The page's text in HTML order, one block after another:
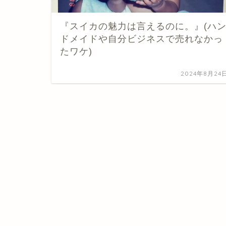
『スイカの魅力は言えるのに。』(ハン
ドメイドや自分ビジネスで売れなかっ
たワケ)
2024年8月24